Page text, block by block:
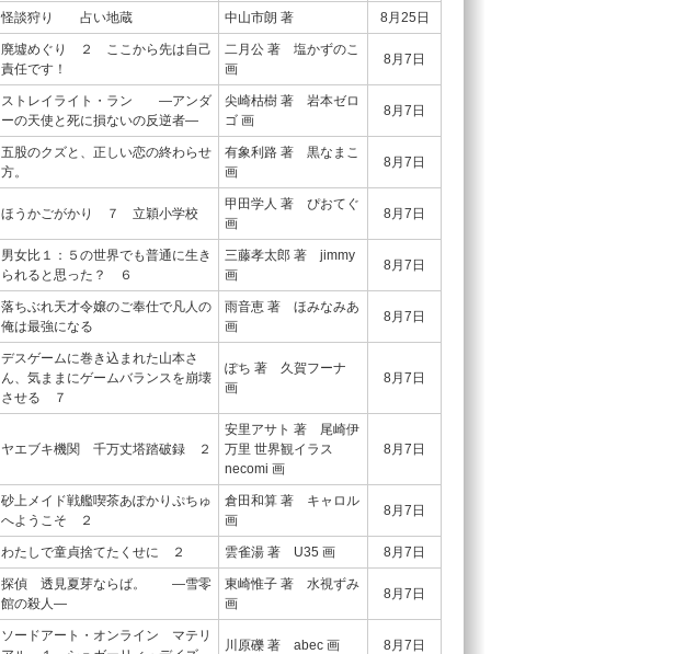
怪談狩り 占い地蔵 中山市朗 著 8月25日
廃墟めぐり ２ ここから先は自己
責任です！
二月公 著 塩かずのこ
画
8月7日
ストレイライト・ラン ―アンダ
ーの天使と死に損ないの反逆者―
尖崎枯樹 著 岩本ゼロ
ゴ 画
8月7日
五股のクズと、正しい恋の終わらせ
方。
有象利路 著 黒なまこ
画
8月7日
ほうかごがかり ７ 立穎小学校
甲田学人 著 ぴおてぐ
画
8月7日
男女比１：５の世界でも普通に生き
られると思った？ ６
三藤孝太郎 著 jimmy
画
8月7日
落ちぶれ天才令嬢のご奉仕で凡人の
俺は最強になる
雨音恵 著 ほみなみあ
画
8月7日
デスゲームに巻き込まれた山本さ
ん、気ままにゲームバランスを崩壊
させる ７
ぽち 著 久賀フーナ
画
8月7日
ヤエブキ機関 千万丈塔踏破録 ２
安里アサト 著 尾崎伊
万里 世界観イラス
necomi 画
8月7日
砂上メイド戦艦喫茶あぽかりぷちゅ
へようこそ ２
倉田和算 著 キャロル
画
8月7日
わたしで童貞捨てたくせに ２ 雲雀湯 著 U35 画 8月7日
探偵 透見夏芽ならば。 ―雪零
館の殺人―
東崎惟子 著 水視ずみ
画
8月7日
ソードアート・オンライン マテリ
川原礫 著 abec 画 8月7日